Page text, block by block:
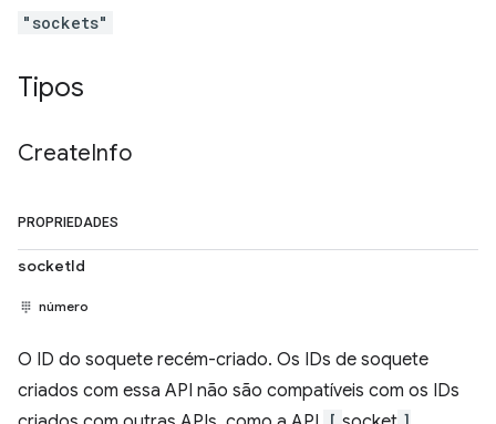
"sockets"
Tipos
CreateInfo
PROPRIEDADES
socketId
número
O ID do soquete recém-criado. Os IDs de soquete
criados com essa API não são compatíveis com os IDs